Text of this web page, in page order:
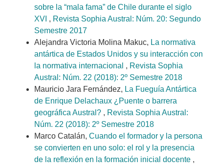
sobre la “mala fama” de Chile durante el siglo
XVI , Revista Sophia Austral: Núm. 20: Segundo
Semestre 2017
Alejandra Victoria Molina Makuc, La normativa
antártica de Estados Unidos y su interacción con
la normativa internacional , Revista Sophia
Austral: Núm. 22 (2018): 2º Semestre 2018
Mauricio Jara Fernández, La Fueguía Antártica
de Enrique Delachaux ¿Puente o barrera
geográfica Austral? , Revista Sophia Austral:
Núm. 22 (2018): 2º Semestre 2018
Marco Catalán, Cuando el formador y la persona
se convierten en uno solo: el rol y la presencia
de la reflexión en la formación inicial docente ,